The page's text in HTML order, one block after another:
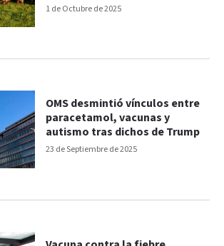
1 de Octubre de 2025
23 de Septiembre de 2025
OMS desmintió vínculos entre
paracetamol, vacunas y
autismo tras dichos de Trump